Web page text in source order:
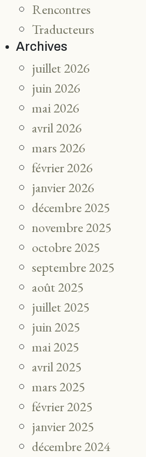
Rencontres
Traducteurs
Archives
juillet 2026
juin 2026
mai 2026
avril 2026
mars 2026
février 2026
janvier 2026
décembre 2025
novembre 2025
octobre 2025
septembre 2025
août 2025
juillet 2025
juin 2025
mai 2025
avril 2025
mars 2025
février 2025
janvier 2025
décembre 2024